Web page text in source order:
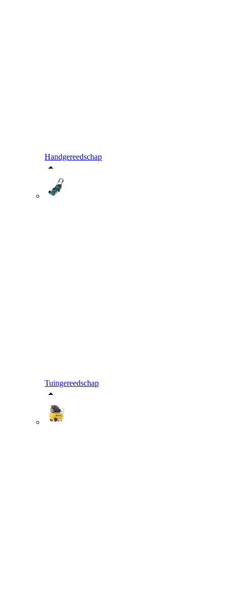
Handgereedschap
Tuingereedschap